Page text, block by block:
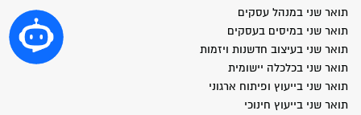
תואר שני במנהל עסקים
תואר שני במיסים בעסקים
תואר שני בעיצוב חדשנות ויזמות
תואר שני בכלכלה יישומית
תואר שני בייעוץ ופיתוח ארגוני
תואר שני בייעוץ חינוכי